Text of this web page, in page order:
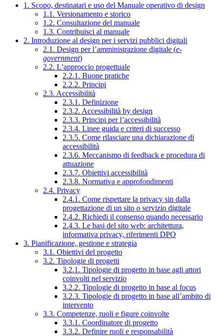
1. Scopo, destinatari e uso del Manuale operativo di design
1.1. Versionamento e storico
1.2. Consultazione del manuale
1.3. Contribuisci al manuale
2. Introduzione al design per i servizi pubblici digitali
2.1. Design per l’amministrazione digitale (e-
government)
2.2. L’approccio progettuale
2.2.1. Buone pratiche
2.2.2. Principi
2.3. Accessibilità
2.3.1. Definizione
2.3.2. Accessibilità by design
2.3.3. Principi per l’accessibilità
2.3.4. Linee guida e criteri di successo
2.3.5. Come rilasciare una dichiarazione di
accessibilità
2.3.6. Meccanismo di feedback e procedura di
attuazione
2.3.7. Obiettivi accessibilità
2.3.8. Normativa e approfondimenti
2.4. Privacy
2.4.1. Come rispettare la privacy sin dalla
progettazione di un sito o servizio digitale
2.4.2. Richiedi il consenso quando necessario
2.4.3. Le basi del sito web: architettura,
informativa privacy, riferimenti DPO
3. Pianificazione, gestione e strategia
3.1. Obiettivi del progetto
3.2. Tipologie di progetti
3.2.1. Tipologie di progetto in base agli attori
coinvolti nel servizio
3.2.2. Tipologie di progetto in base al focus
3.2.3. Tipologie di progetto in base all’ambito di
intervento
3.3. Competenze, ruoli e figure coinvolte
3.3.1. Coordinatore di progetto
3.3.2. Definire ruoli e responsabilità